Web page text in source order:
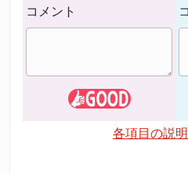
コメント
各項目の説